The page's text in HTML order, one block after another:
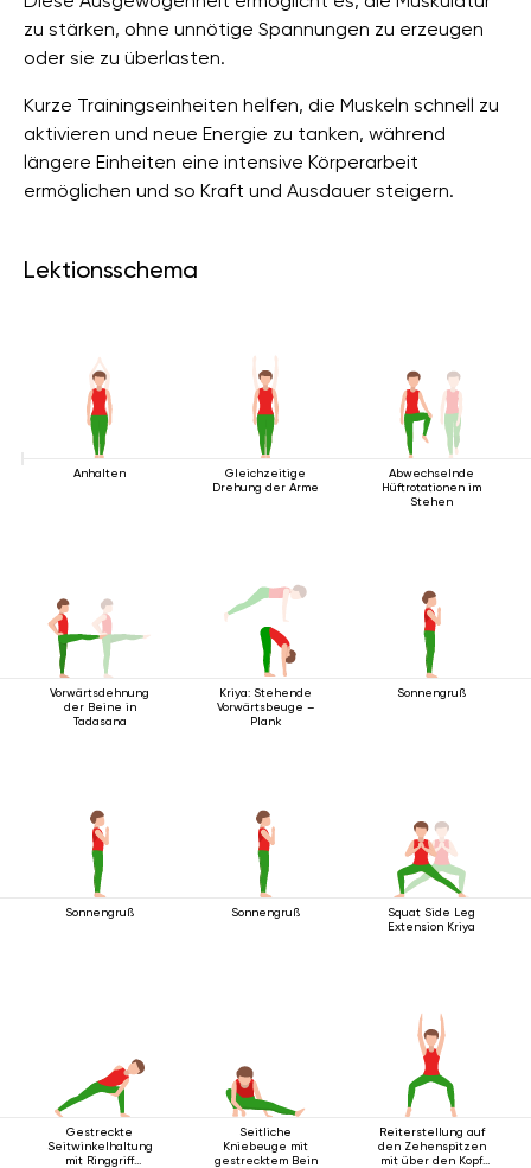
zu stärken, ohne unnötige Spannungen zu erzeugen
oder sie zu überlasten.
Kurze Trainingseinheiten helfen, die Muskeln schnell zu
aktivieren und neue Energie zu tanken, während
längere Einheiten eine intensive Körperarbeit
ermöglichen und so Kraft und Ausdauer steigern.
Lektionsschema
Anhalten
Gleichzeitige
Drehung der Arme
Abwechselnde
Hüftrotationen im
Stehen
Vorwärtsdehnung
der Beine in
Tadasana
Kriya: Stehende
Vorwärtsbeuge –
Plank
Sonnengruß
Sonnengruß Sonnengruß
Squat Side Leg
Extension Kriya
Gestreckte
Seitwinkelhaltung
mit Ringgriff
Seitliche
Kniebeuge mit
gestrecktem Bein
Reiterstellung auf
den Zehenspitzen
mit über den Kopf